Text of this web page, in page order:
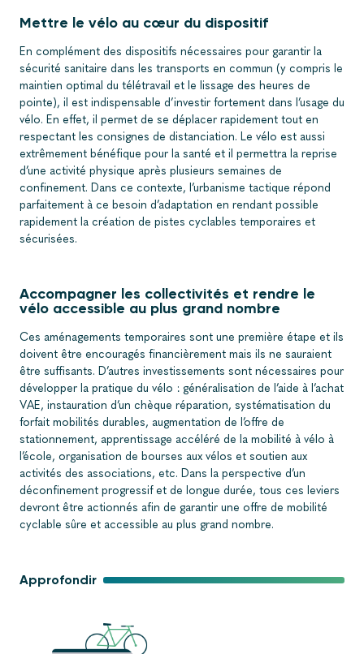
Approfondir
Mettre le vélo au cœur du dispositif
En complément des dispositifs nécessaires pour garantir la
sécurité sanitaire dans les transports en commun (y compris le
maintien optimal du télétravail et le lissage des heures de
pointe), il est indispensable d’investir fortement dans l’usage du
vélo. En effet, il permet de se déplacer rapidement tout en
respectant les consignes de distanciation. Le vélo est aussi
extrêmement bénéfique pour la santé et il permettra la reprise
d’une activité physique après plusieurs semaines de
confinement. Dans ce contexte, l’urbanisme tactique répond
parfaitement à ce besoin d’adaptation en rendant possible
rapidement la création de pistes cyclables temporaires et
sécurisées.
Accompagner les collectivités et rendre le
vélo accessible au plus grand nombre
Ces aménagements temporaires sont une première étape et ils
doivent être encouragés financièrement mais ils ne sauraient
être suffisants. D’autres investissements sont nécessaires pour
développer la pratique du vélo : généralisation de l’aide à l’achat
VAE, instauration d’un chèque réparation, systématisation du
forfait mobilités durables, augmentation de l’offre de
stationnement, apprentissage accéléré de la mobilité à vélo à
l’école, organisation de bourses aux vélos et soutien aux
activités des associations, etc. Dans la perspective d’un
déconfinement progressif et de longue durée, tous ces leviers
devront être actionnés afin de garantir une offre de mobilité
cyclable sûre et accessible au plus grand nombre.